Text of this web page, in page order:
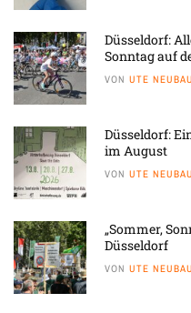
Düsseldorf:
Sonntag auf
VON UTE
Düsseldorf:
im August
VON UTE
„Sommer,
Düsseldorf
VON UTE